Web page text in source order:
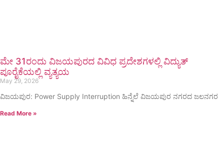
ಮೇ 31ರಂದು ವಿಜಯಪುರದ ವಿವಿಧ ಪ್ರದೇಶಗಳಲ್ಲಿ ವಿದ್ಯುತ್
ಪೂರೈಕೆಯಲ್ಲಿ ವ್ಯತ್ಯಯ
May 29, 2026
ವಿಜಯಪುರ: Power Supply Interruption ಹಿನ್ನೆಲೆ ವಿಜಯಪುರ ನಗರದ ಜಲನಗರ
Read More »